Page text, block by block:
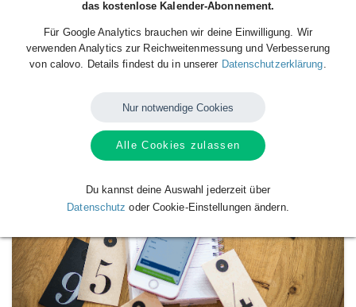
von
das kostenlose Kalender-Abonnement.
Für Google Analytics brauchen wir deine Einwilligung. Wir
verwenden Analytics zur Reichweitenmessung und Verbesserung
von calovo. Details findest du in unserer Datenschutzerklärung
Nur notwendige Cookies
Alle Cookies zulassen
Du kannst deine Auswahl jederzeit über
Datenschutz oder Cookie-Einstellungen ändern.